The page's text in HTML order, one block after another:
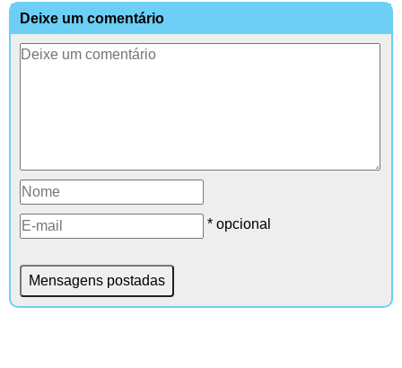
Deixe um comentário
* opcional